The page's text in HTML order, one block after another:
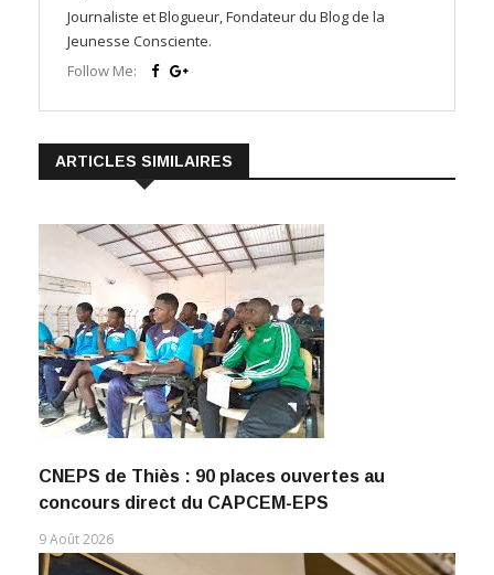
Journaliste et Blogueur, Fondateur du Blog de la
Jeunesse Consciente.
Follow Me:
ARTICLES SIMILAIRES
CNEPS de Thiès : 90 places ouvertes au
concours direct du CAPCEM-EPS
9 Août 2026